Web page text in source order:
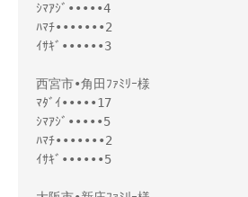
ｼﾏｱｼﾞ•••••4
ﾊﾏﾁ•••••••2
ｲｻｷﾞ••••••3
西宮市•角田ﾌｧﾐﾘｰ様
ﾏﾀﾞｲ•••••17
ｼﾏｱｼﾞ•••••5
ﾊﾏﾁ•••••••2
ｲｻｷﾞ••••••5